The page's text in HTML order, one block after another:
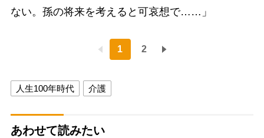
ない。孫の将来を考えると可哀想で……」
1 2
人生100年時代 介護
あわせて読みたい